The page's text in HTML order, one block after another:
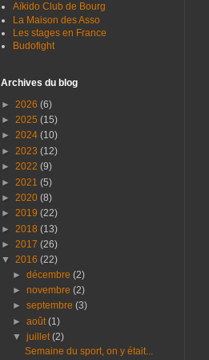
Aïkido Club de Bourg
La Maison des Asso
Les stages en France
Budofight
Archives du blog
► 2026 (6)
► 2025 (15)
► 2024 (10)
► 2023 (12)
► 2022 (9)
► 2021 (5)
► 2020 (8)
► 2019 (22)
► 2018 (13)
► 2017 (26)
▼ 2016 (22)
►décembre(2)
►novembre(2)
►septembre(3)
►août(1)
▼juillet(2)
Semaine du sport, on y était...